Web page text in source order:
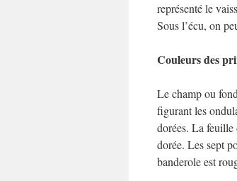
représenté le
Sous l’écu, on
Couleurs des
Le champ ou
figurant les
dorées. La feuille
dorée. Les sept
banderole est